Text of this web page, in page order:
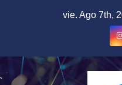
vie. Ago 7th,